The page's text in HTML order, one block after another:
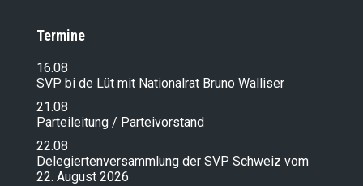
Termine
16.08
SVP bi de Lüt mit Nationalrat Bruno Walliser
21.08
Parteileitung / Parteivorstand
22.08
Delegiertenversammlung der SVP Schweiz vom
22. August 2026